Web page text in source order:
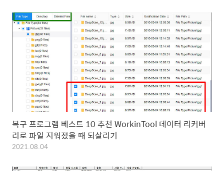
복구 프로그램 베스트 10 추천 WorkinTool 데이터 리커버
리로 파일 지워졌을 때 되살리기
2021.08.04